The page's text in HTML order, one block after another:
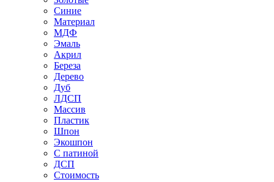
Синие
Материал
МДФ
Эмаль
Акрил
Береза
Дерево
Дуб
ЛДСП
Массив
Пластик
Шпон
Экошпон
С патиной
ДСП
Стоимость